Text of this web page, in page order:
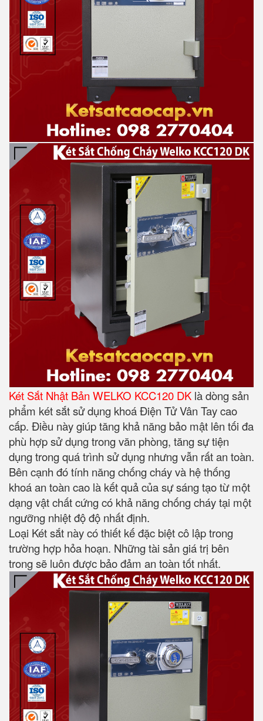
Két Sắt Nhật Bản WELKO KCC120 DK là dòng sản
phẩm két sắt sử dụng khoá Điện Tử Vân Tay cao
cấp. Điều này giúp tăng khả năng bảo mật lên tối đa
phù hợp sử dụng trong văn phòng, tăng sự tiện
dụng trong quá trình sử dụng nhưng vẫn rất an toàn.
Bên cạnh đó tính năng chống cháy và hệ thống
khoá an toàn cao là kết quả của sự sáng tạo từ một
dạng vật chất cứng có khả năng chống cháy tại một
ngưỡng nhiệt độ độ nhất định.
Loại Két sắt này có thiết kế đặc biệt cô lập trong
trường hợp hỏa hoạn. Những tài sản giá trị bên
trong sẽ luôn được bảo đảm an toàn tốt nhất.